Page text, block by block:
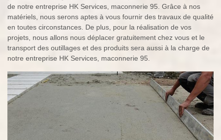
de notre entreprise HK Services, maconnerie 95. Grâce à nos
matériels, nous serons aptes à vous fournir des travaux de qualité
en toutes circonstances. De plus, pour la réalisation de vos
projets, nous allons nous déplacer gratuitement chez vous et le
transport des outillages et des produits sera aussi à la charge de
notre entreprise HK Services, maconnerie 95.